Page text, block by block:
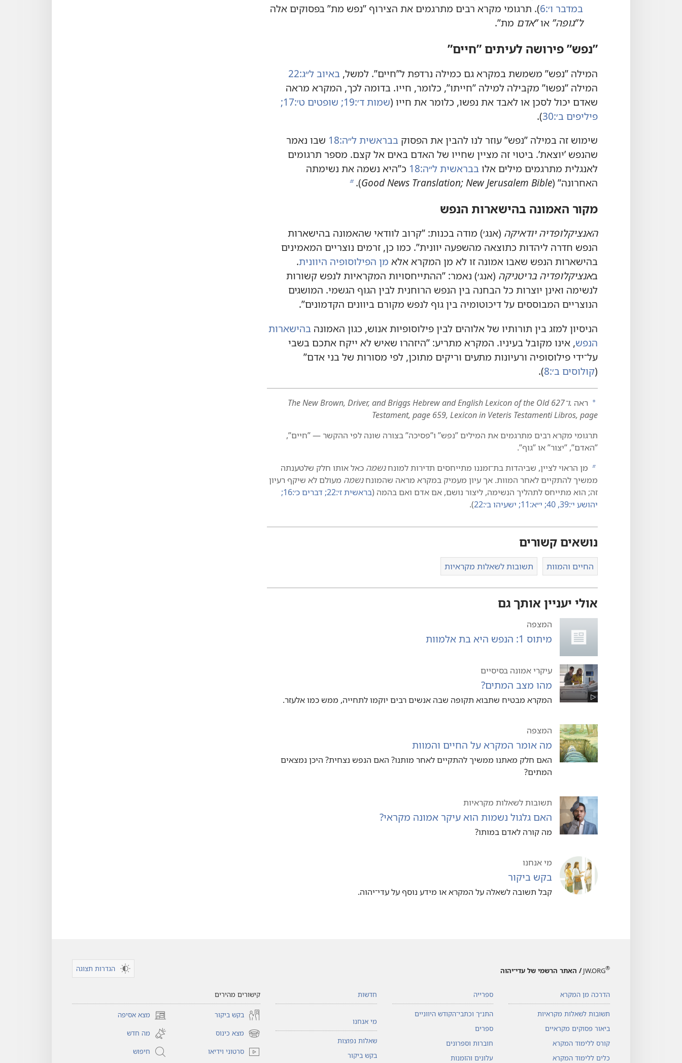
במדבר ו׳:‏6 ‏)‏.‏ תרגומי מקרא רבים מתרגמים את הצירוף ”‏נפש מת”‏ בפסוקים אלה
ל”‏גופה”‏ או‏”‏אדם מת”‏.‏
‏”‏נפש”‏ פירושה לעיתים ”‏חיים”‏
המילה ”‏נפש”‏ משמשת במקרא גם כמילה נרדפת ל”‏חיים”‏.‏ למשל,‏ באיוב ל״ג:‏22
המילה ”‏נפשו”‏ מקבילה למילה ”‏חייתו”‏,‏ כלומר,‏ חייו.‏ בדומה לכך,‏ המקרא מראה
שאדם יכול לסכן או לאבד את נפשו,‏ כלומר את חייו (‏שמות ד׳:‏19;‏
שופטים ט׳:‏17;‏
פיליפים ב׳:‏30
‏)‏.‏
שימוש זה במילה ”‏נפש”‏ עוזר לנו להבין את הפסוק בבראשית ל״ה:‏18
שבו נאמר
שהנפש ’‏יוצאת’‏.‏ ביטוי זה מציין שחייו של האדם באים אל קצם.‏ מספר תרגומים
לאנגלית מתרגמים מילים אלו בבראשית ל״ה:‏18
כ”‏היא נשמה את נשימתה
האחרונה”‏ (‏Good News Translation; New Jerusalem Bible
‏)‏.‏
b
מקור האמונה בהישארות הנפש
האנציקלופדיה יודאיקה (‏אנג׳)‏ מודה בכנות:‏ ”‏קרוב לוודאי שהאמונה בהישארות
הנפש חדרה ליהדות כתוצאה מהשפעה יוונית”‏.‏ כמו כן,‏ זרמים נוצריים המאמינים
בהישארות הנפש שאבו אמונה זו לא מן המקרא אלא מן הפילוסופיה היוונית‏.‏
באנציקלופדיה בריטניקה (‏אנג׳)‏ נאמר:‏ ”‏ההתייחסויות המקראיות לנפש קשורות
לנשימה ואינן יוצרות כל הבחנה בין הנפש הרוחנית לבין הגוף הגשמי.‏ המושגים
הנוצריים המבוססים על דיכוטומיה בין גוף לנפש מקורם ביוונים הקדמונים”‏.‏
הניסיון למזג בין תורותיו של אלוהים לבין פילוסופיות אנוש,‏ כגון האמונה בהישארות
הנפש‏,‏ אינו מקובל בעיניו.‏ המקרא מתריע:‏ ”‏היזהרו שאיש לא ייקח אתכם בשבי
על־ידי פילוסופיה ורעיונות מתעים וריקים מתוכן,‏ לפי מסורות של בני אדם”‏
(‏קולוסים ב׳:‏8 ‏)‏.‏
a ראה
‏.‏ו־627 The New Brown, Driver, and Briggs Hebrew and English Lexicon of the Old
Testament, page 659, Lexicon in Veteris Testamenti Libros, page
תרגומי מקרא רבים מתרגמים את המילים ”‏נפש”‏ ו”‏פסיכה”‏ בצורה שונה לפי ההקשר — ”‏חיים”‏,‏
”‏האדם”‏,‏ ”‏יצור”‏ או ”‏גוף”‏.‏
b מן הראוי לציין,‏ שביהדות בת־זמננו מתייחסים תדירות למונחנשמה כאל אותו חלק שלטענתה
ממשיך להתקיים לאחר המוות.‏ אך עיון מעמיק במקרא מראה שהמונחנשמה מעולם לא שיקף רעיון
זה;‏ הוא מתייחס לתהליך הנשימה,‏ ליצור נושם,‏ אם אדם ואם בהמה (‏בראשית ז׳:‏22;‏
דברים כ׳:‏16;‏
יהושע י׳:‏39,‏ 40;‏
י״א:‏11;‏ ישעיהו ב׳:‏22 ‏)‏.‏
נושאים קשורים
החיים והמוות תשובות לשאלות מקראיות
אולי יעניין אותך גם
המצפה
מיתוס 1:‏ הנפש היא בת אלמוות
עיקרי אמונה בסיסיים
מהו מצב המתים?‏
המקרא מבטיח שתבוא תקופה שבה אנשים רבים יוקמו לתחייה, ממש כמו אלעזר.‏
המצפה
מה אומר המקרא על החיים והמוות
האם חלק מאתנו ממשיך להתקיים לאחר מותנו?‏ האם הנפש נצחית?‏ היכן נמצאים
המתים?‏
תשובות לשאלות מקראיות
האם גלגול נשמות הוא עיקר אמונה מקראי?‏
מה קורה לאדם במותו?‏
מי אנחנו
בקש ביקור
קבל תשובה לשאלה על המקרא או מידע נוסף על עדי־יהוה.‏
JW.ORG® / האתר הרשמי של עדי־יהוה הגדרות תצוגה
הדרכה מן המקרא
תשובות לשאלות מקראיות
ביאור פסוקים מקראיים
קורס ללימוד המקרא
כלים ללימוד המקרא
ספרייה
התנ״ך וכתבי־הקודש היווניים
ספרים
חוברות וספרונים
עלונים והזמנות
חדשות
מי אנחנו
שאלות נפוצות
בקש ביקור
קישורים מהירים
בקש ביקור מצא אסיפה(פותח
חלון
חדש)
מצא כינוס(פותח
חלון
חדש)
מה חדש
סרטוני וידיאו
חיפוש